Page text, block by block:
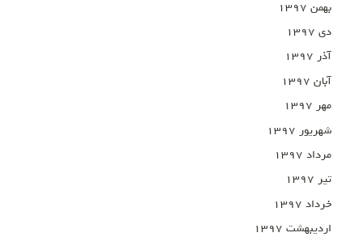
بهمن ۱۳۹۷
دی ۱۳۹۷
آذر ۱۳۹۷
آبان ۱۳۹۷
مهر ۱۳۹۷
شهریور ۱۳۹۷
مرداد ۱۳۹۷
تیر ۱۳۹۷
خرداد ۱۳۹۷
اردیبهشت ۱۳۹۷